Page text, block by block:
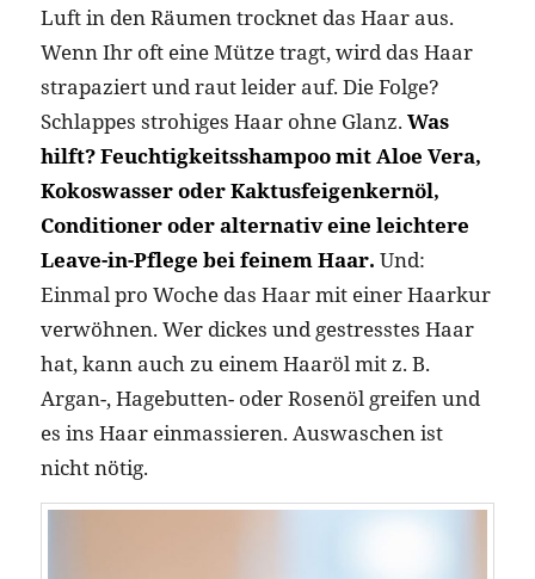
Luft in den Räumen trocknet das Haar aus.
Wenn Ihr oft eine Mütze tragt, wird das Haar
strapaziert und raut leider auf. Die Folge?
Schlappes strohiges Haar ohne Glanz. Was
hilft? Feuchtigkeitsshampoo mit Aloe Vera,
Kokoswasser oder Kaktusfeigenkernöl,
Conditioner oder alternativ eine leichtere
Leave-in-Pflege bei feinem Haar. Und:
Einmal pro Woche das Haar mit einer Haarkur
verwöhnen. Wer dickes und gestresstes Haar
hat, kann auch zu einem Haaröl mit z. B.
Argan-, Hagebutten- oder Rosenöl greifen und
es ins Haar einmassieren. Auswaschen ist
nicht nötig.